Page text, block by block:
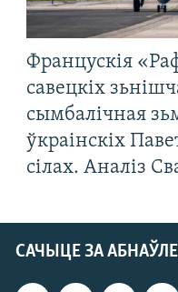
Францускія
савецкіх
сымбалічная
ўкраінскіх
сілах. Аналіз
САЧЫЦЕ ЗА